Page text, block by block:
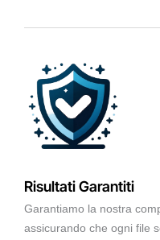
Risultati Garantiti
Garantiamo la nostra
assicurando che ogni file